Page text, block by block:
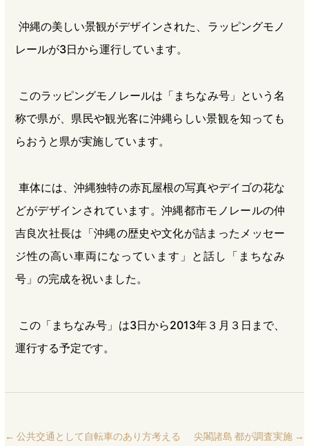
沖縄の美しい景観がデザインされた、ラッピングモノ
レールが3日から運行しています。
このラッピングモノレールは「まちなみ号」という名
称で県が、県民や観光客に沖縄らしい景観を知っても
らおうと県が実施しています。
車体には、沖縄独特の赤瓦屋根の写真やデイゴの花な
どがデザインされています。沖縄都市モノレールの仲
吉良次社長は「沖縄の歴史や文化が詰まったメッセー
ジ性の高い車両になっています」と話し「まちなみ
号」の完成を祝いました。
この「まちなみ号」は3日から2013年３月３日まで、
運行する予定です。
← 公共交通として自転車のあり方考える 尖閣諸島 都が調査実施 →